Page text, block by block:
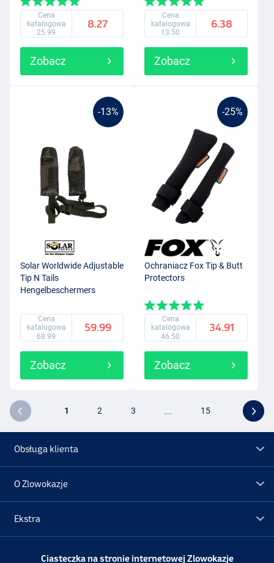
Cena
katalogowa
25.99
8.27
Zobacz
Cena
katalogowa
13.50
6.38
Zobacz
-13%
Solar Worldwide Adjustable
Tip N Tails
Hengelbeschermers
Cena
katalogowa
68.99
59.99
Zobacz
-25%
Ochraniacz Fox Tip & Butt
Protectors
Cena
katalogowa
46.50
34.91
Zobacz
1 2 3 ... 15
Obsługa klienta
O Zlowokazje
Ekstra
PromocjeCiasteczka na stronie internetowej Zlowokazje